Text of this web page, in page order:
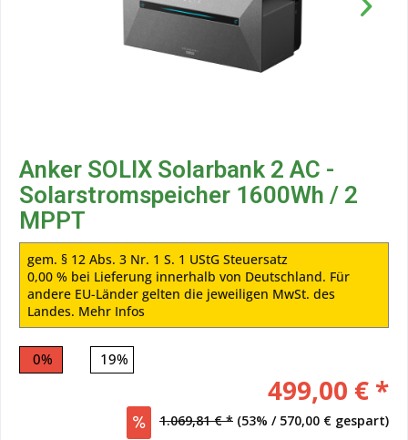
Anker SOLIX Solarbank 2 AC -
Solarstromspeicher 1600Wh / 2
MPPT
gem. § 12 Abs. 3 Nr. 1 S. 1 UStG Steuersatz
0,00 % bei Lieferung innerhalb von Deutschland. Für
andere EU-Länder gelten die jeweiligen MwSt. des
Landes. Mehr Infos
0% 19%
499,00 € *
1.069,81 € * (53% / 570,00 € gespart)